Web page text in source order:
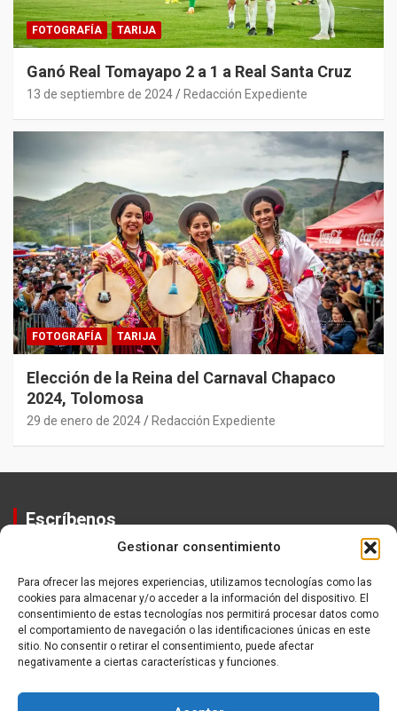
Gestionar consentimiento
Para ofrecer las mejores experiencias, utilizamos tecnologías como las
cookies para almacenar y/o acceder a la información del dispositivo. El
consentimiento de estas tecnologías nos permitirá procesar datos como
el comportamiento de navegación o las identificaciones únicas en este
sitio. No consentir o retirar el consentimiento, puede afectar
negativamente a ciertas características y funciones.
FOTOGRAFÍA TARIJA
Ganó Real Tomayapo 2 a 1 a Real Santa Cruz
13 de septiembre de 2024 Redacción Expediente
FOTOGRAFÍA TARIJA
Elección de la Reina del Carnaval Chapaco
2024, Tolomosa
29 de enero de 2024 Redacción Expediente
Escríbenos
Equipo
Política de Privacidad